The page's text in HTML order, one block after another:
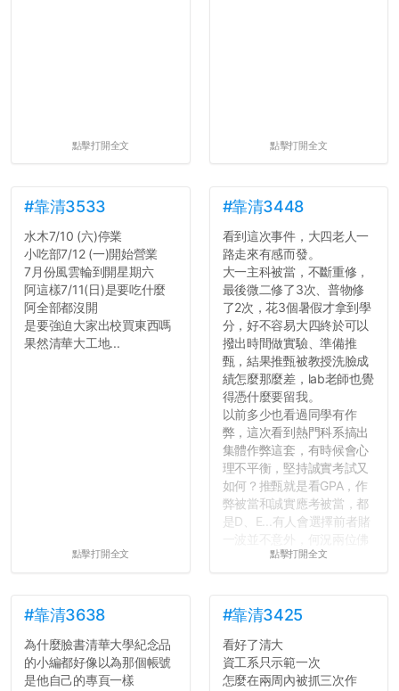
點擊打開全文 點擊打開全文
#靠清3533
水木7/10 (六)停業
小吃部7/12 (一)開始營業
7月份風雲輪到開星期六
阿這樣7/11(日)是要吃什麼
阿全部都沒開
是要強迫大家出校買東西嗎
果然清華大工地...
點擊打開全文
#靠清3448
看到這次事件，大四老人一
路走來有感而發。
大一主科被當，不斷重修，
最後微二修了3次、普物修
了2次，花3個暑假才拿到學
分，好不容易大四終於可以
撥出時間做實驗、準備推
甄，結果推甄被教授洗臉成
績怎麼那麼差，lab老師也覺
得憑什麼要留我。
以前多少也看過同學有作
弊，這次看到熱門科系搞出
集體作弊這套，有時候會心
理不平衡，堅持誠實考試又
如何？推甄就是看GPA，作
弊被當和誠實應考被當，都
是D、E...有人會選擇前者賭
一波並不意外，何況兩位佛
心教授看起來要輕輕放下
長作弊的風氣。
反正老人我明天就要搬離新
竹，之後如何發展與我無
關，就當最後一天發個牢騷
點擊打開全文
#靠清3638
為什麼臉書清華大學紀念品
的小編都好像以為那個帳號
是他自己的專頁一樣
#靠清3425
看好了清大
資工系只示範一次
怎麼在兩周內被抓三次作